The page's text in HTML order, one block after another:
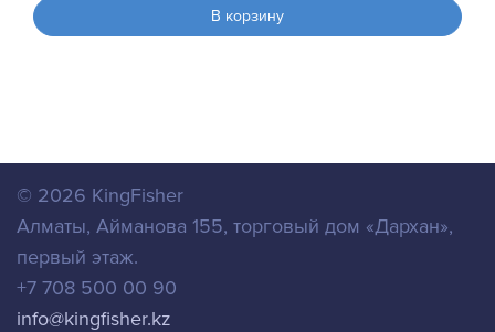
В корзину
© 2026 KingFisher
Алматы, Айманова 155, торговый дом «Дархан»,
первый этаж.
+7 708 500 00 90
info@kingfisher.kz